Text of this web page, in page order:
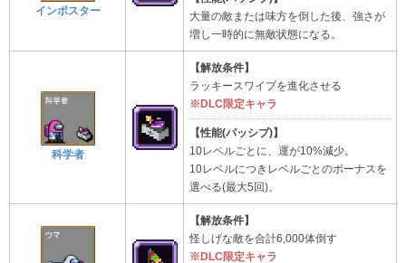
インポスター
大量の敵または味方を倒した後、強さが
増し一時的に無敵状態になる。
科学者
【解放条件】
ラッキースワイプを進化させる
※DLC限定キャラ
【性能(パッシブ)】
10レベルごとに、運が10%減少。
10レベルにつきレベルごとのボーナスを
選べる(最大5回)。
【解放条件】
怪しげな敵を合計6,000体倒す
※DLC限定キャラ